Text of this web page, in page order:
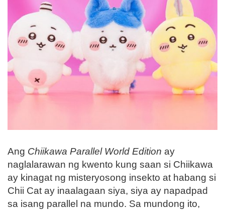
Ang Chiikawa Parallel World Edition ay
naglalarawan ng kwento kung saan si Chiikawa
ay kinagat ng misteryosong insekto at habang si
Chii Cat ay inaalagaan siya, siya ay napadpad
sa isang parallel na mundo. Sa mundong ito,